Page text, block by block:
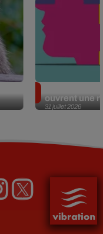
31 juillet 2026
ouvrent une